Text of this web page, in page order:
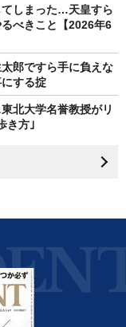
しまった…天皇すら
べきこと【2026年6
郎ですら手に負えな
する掟
北大学名誉教授がリ
き方｣